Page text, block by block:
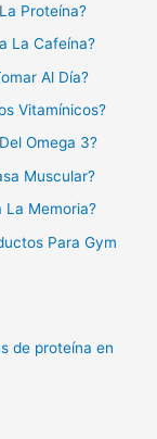
Proteína?
La Cafeína?
Al Día?
Vitamínicos?
Omega 3?
Muscular?
La Memoria?
Para Gym
de proteína en